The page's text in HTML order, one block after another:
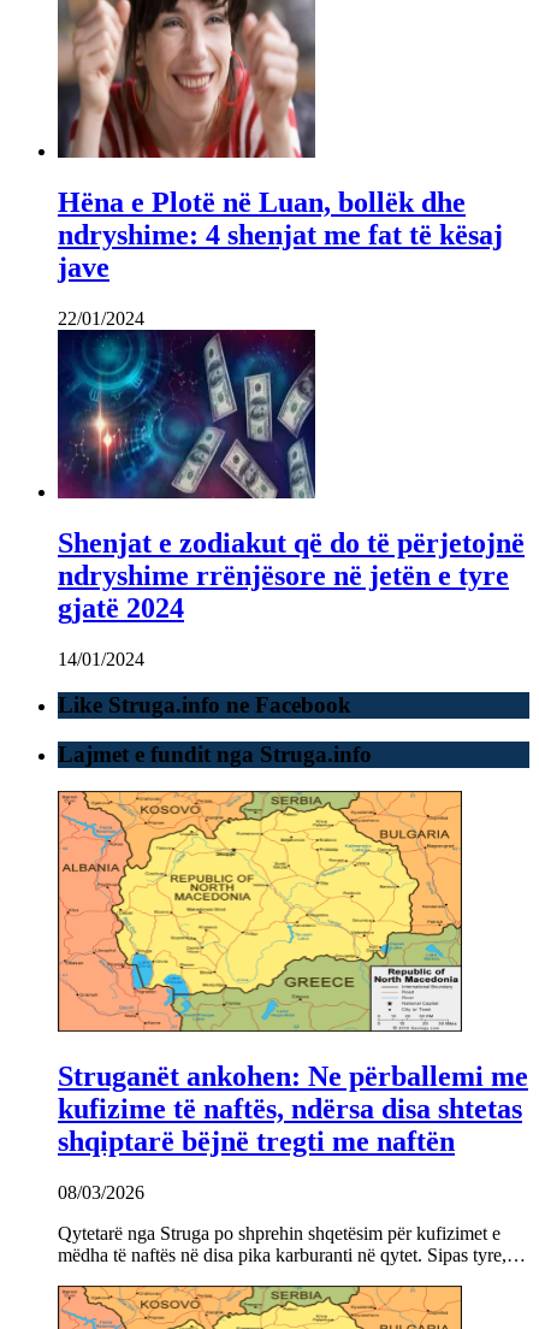
Hëna e Plotë në Luan, bollëk dhe
ndryshime: 4 shenjat me fat të kësaj
jave
22/01/2024
Shenjat e zodiakut që do të përjetojnë
ndryshime rrënjësore në jetën e tyre
gjatë 2024
14/01/2024
Like Struga.info ne Facebook
Lajmet e fundit nga Struga.info
Struganët ankohen: Ne përballemi me
kufizime të naftës, ndërsa disa shtetas
shqiptarë bëjnë tregti me naftën
08/03/2026
Qytetarë nga Struga po shprehin shqetësim për kufizimet e
mëdha të naftës në disa pika karburanti në qytet. Sipas tyre,…